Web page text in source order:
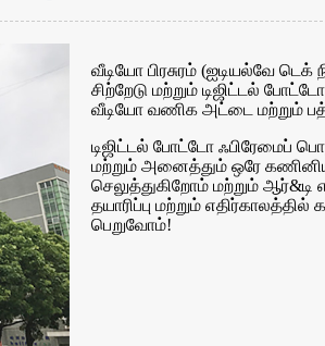
வீடியோ பிரசுரம் (ஐடியல்வே
சிற்றேடு மற்றும் டிஜிட்டல்
வீடியோ வணிக அட்டை மற்றும்
டிஜிட்டல் போட்டோ ஃபிரேமைப்
மற்றும் அனைத்தும் ஒரே
செலுத்துகிறோம் மற்றும்
தயாரிப்பு மற்றும்
பெறுவோம்!